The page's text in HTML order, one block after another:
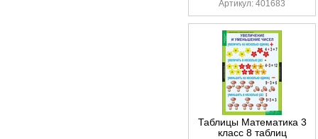
Артикул: 401683
Таблицы Математика 3
класс 8 таблиц